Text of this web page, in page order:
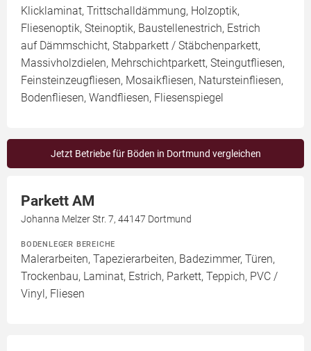
Klicklaminat, Trittschalldämmung, Holzoptik,
Fliesenoptik, Steinoptik, Baustellenestrich, Estrich
auf Dämmschicht, Stabparkett / Stäbchenparkett,
Massivholzdielen, Mehrschichtparkett, Steingutfliesen,
Feinsteinzeugfliesen, Mosaikfliesen, Natursteinfliesen,
Bodenfliesen, Wandfliesen, Fliesenspiegel
Jetzt Betriebe für Böden in Dortmund vergleichen
Parkett AM
Johanna Melzer Str. 7, 44147 Dortmund
BODENLEGER BEREICHE
Malerarbeiten, Tapezierarbeiten, Badezimmer, Türen,
Trockenbau, Laminat, Estrich, Parkett, Teppich, PVC /
Vinyl, Fliesen